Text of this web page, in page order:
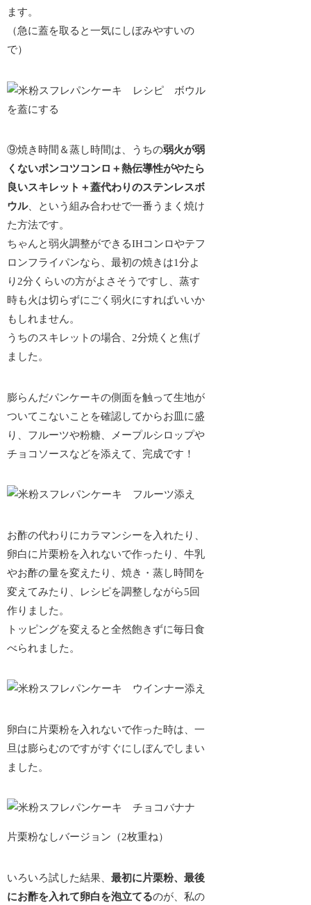
ます。
（急に蓋を取ると一気にしぼみやすいの
で）
⑨焼き時間＆蒸し時間は、うちの弱火が弱
くないポンコツコンロ＋熱伝導性がやたら
良いスキレット＋蓋代わりのステンレスボ
ウル、という組み合わせで一番うまく焼け
た方法です。
ちゃんと弱火調整ができるIHコンロやテフ
ロンフライパンなら、最初の焼きは1分よ
り2分くらいの方がよさそうですし、蒸す
時も火は切らずにごく弱火にすればいいか
もしれません。
うちのスキレットの場合、2分焼くと焦げ
ました。
膨らんだパンケーキの側面を触って生地が
ついてこないことを確認してからお皿に盛
り、フルーツや粉糖、メープルシロップや
チョコソースなどを添えて、完成です！
お酢の代わりにカラマンシーを入れたり、
卵白に片栗粉を入れないで作ったり、牛乳
やお酢の量を変えたり、焼き・蒸し時間を
変えてみたり、レシピを調整しながら5回
作りました。
トッピングを変えると全然飽きずに毎日食
べられました。
卵白に片栗粉を入れないで作った時は、一
旦は膨らむのですがすぐにしぼんでしまい
ました。
片栗粉なしバージョン（2枚重ね）
いろいろ試した結果、最初に片栗粉、最後
にお酢を入れて卵白を泡立てるのが、私の